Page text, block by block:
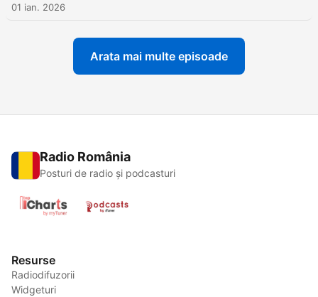
01 ian. 2026
Arata mai multe episoade
Radio România
Posturi de radio și podcasturi
Resurse
Radiodifuzorii
Widgeturi